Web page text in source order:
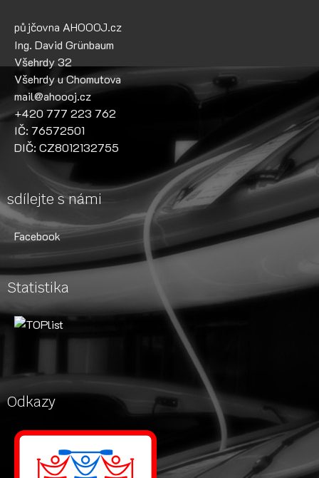
půjčovna AHOOOJ.cz
Ing. David Grünbaum
Všehrdy 32
Všehrdy u Chomutova
mail@ahoooj.cz
+420 777 223 762
IČ: 76572501
DIČ: CZ8012132755
sdílejte s námi
Facebook
Statistika
Odkazy